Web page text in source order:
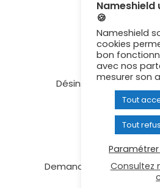
Certification ISO
Désinscription aux
Contactez-
Signaler un
Demande de données
Nameshield
🍪
Nameshield
cookies
bon
avec nos
mesurer son
Tout
Tout
Consultez